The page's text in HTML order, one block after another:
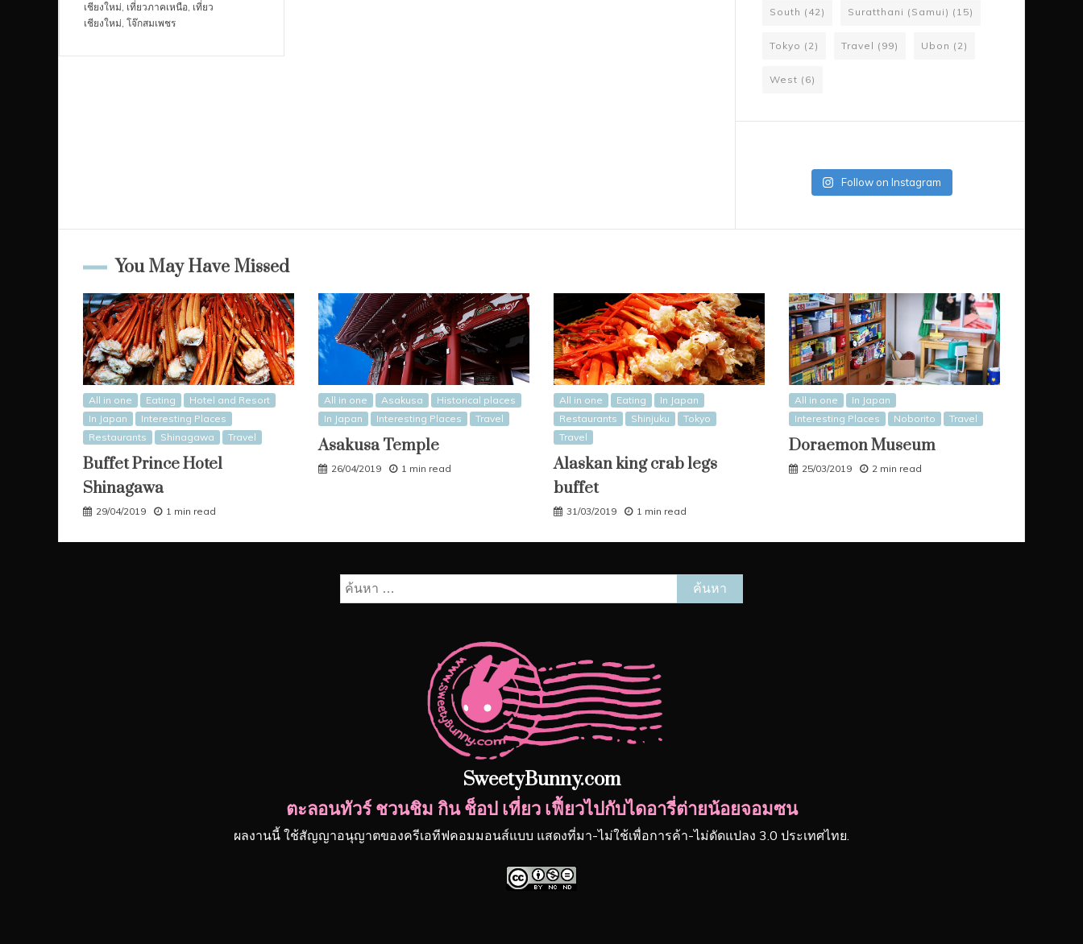
เชียงใหม่ เที่ยวภาคเหนือ เที่ยว
เชียงใหม่ โจ๊กสมเพชร
South (42) Suratthani (Samui) (15)
Tokyo (2) Travel (99) Ubon (2)
West (6)
Follow on Instagram
You May Have Missed
All in one Eating
Hotel and Resort
In Japan
Interesting Places
Restaurants
Shinagawa Travel
Buffet Prince Hotel
Shinagawa
29/04/2019 1 min read
All in one Asakusa
Historical places
In Japan
Interesting Places Travel
Asakusa Temple
26/04/2019 1 min read
All in one Eating
In Japan
Restaurants
Shinjuku
Tokyo
Travel
Alaskan king crab legs
buffet
31/03/2019 1 min read
All in one
In Japan
Interesting Places
Noborito Travel
Doraemon Museum
25/03/2019 2 min read
ค้นหา
สำหรับ:
SweetyBunny.com
ตะลอนทัวร์ ชวนชิม กิน ช็อป เที่ยว เฟี้ยวไปกับไดอารี่ต่ายน้อยจอมซน
ผลงานนี้ ใช้สัญญาอนุญาตของครีเอทีฟคอมมอนส์แบบ แสดงที่มา-ไม่ใช้เพื่อการค้า-ไม่ดัดแปลง 3.0 ประเทศไทย.